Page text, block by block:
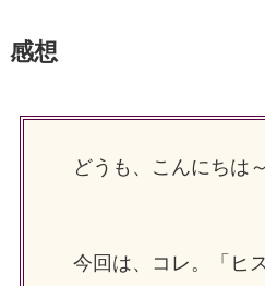
感想
どうも、こんにちは
今回は、コレ。「ヒ